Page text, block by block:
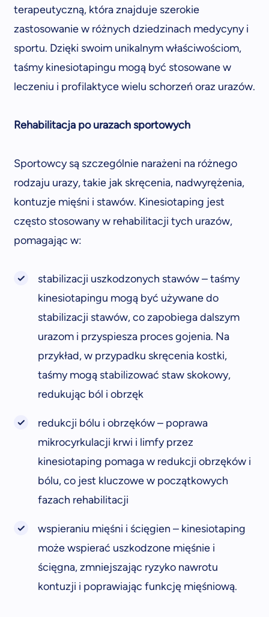
terapeutyczną, która znajduje szerokie
zastosowanie w różnych dziedzinach medycyny i
sportu. Dzięki swoim unikalnym właściwościom,
taśmy kinesiotapingu mogą być stosowane w
leczeniu i profilaktyce wielu schorzeń oraz urazów.
Rehabilitacja po urazach sportowych
Sportowcy są szczególnie narażeni na różnego
rodzaju urazy, takie jak skręcenia, nadwyrężenia,
kontuzje mięśni i stawów. Kinesiotaping jest
często stosowany w rehabilitacji tych urazów,
pomagając w:
stabilizacji uszkodzonych stawów – taśmy
kinesiotapingu mogą być używane do
stabilizacji stawów, co zapobiega dalszym
urazom i przyspiesza proces gojenia. Na
przykład, w przypadku skręcenia kostki,
taśmy mogą stabilizować staw skokowy,
redukując ból i obrzęk
redukcji bólu i obrzęków – poprawa
mikrocyrkulacji krwi i limfy przez
kinesiotaping pomaga w redukcji obrzęków i
bólu, co jest kluczowe w początkowych
fazach rehabilitacji
wspieraniu mięśni i ścięgien – kinesiotaping
może wspierać uszkodzone mięśnie i
ścięgna, zmniejszając ryzyko nawrotu
kontuzji i poprawiając funkcję mięśniową.